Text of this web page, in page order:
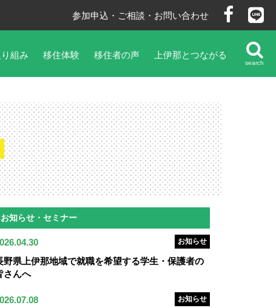
参加申込・ご相談・お問い合わせ
組み 移住体験 移住者の声 上伊那とつながる
search
お知らせ・セミナー
お知らせ
野県上伊那地域で就職を希望する学生・保護者の
さんへ
お知らせ